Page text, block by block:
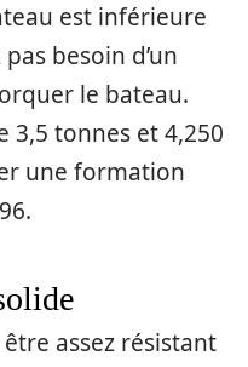
est inférieure
besoin d’un
le bateau.
3,5 tonnes et 4,250
une formation
assez résistant